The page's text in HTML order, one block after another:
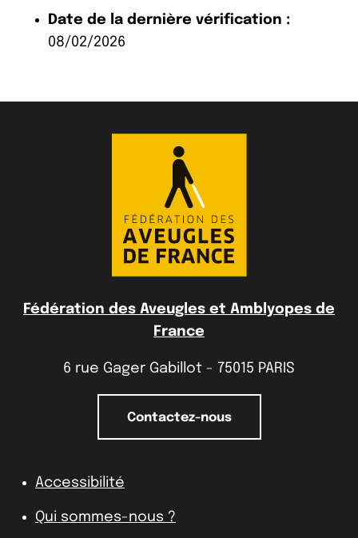
Date de la dernière vérification :
08/02/2026
Fédération des Aveugles et Amblyopes de
France
6 rue Gager Gabillot - 75015 PARIS
Contactez-nous
Accessibilité
Qui sommes-nous ?